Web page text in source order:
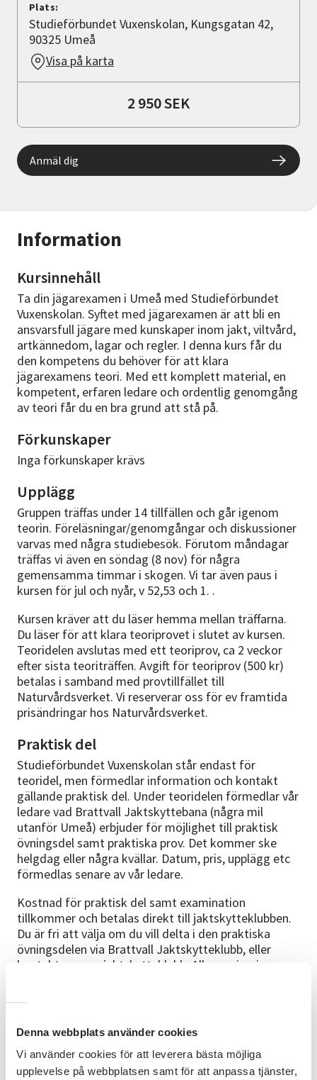
Denna webbplats använder cookies
Vi använder cookies för att leverera bästa möjliga
upplevelse på webbplatsen samt för att anpassa tjänster,
Information
Kursinnehåll
Ta din jägarexamen i Umeå med Studieförbundet
Vuxenskolan. Syftet med jägarexamen är att bli en
ansvarsfull jägare med kunskaper inom jakt, viltvård,
artkännedom, lagar och regler. I denna kurs får du
den kompetens du behöver för att klara
jägarexamens teori. Med ett komplett material, en
kompetent, erfaren ledare och ordentlig genomgång
av teori får du en bra grund att stå på.
Förkunskaper
Inga förkunskaper krävs
Upplägg
Gruppen träffas under 14 tillfällen och går igenom
teorin. Föreläsningar/genomgångar och diskussioner
varvas med några studiebesök. Förutom måndagar
träffas vi även en söndag (8 nov) för några
gemensamma timmar i skogen. Vi tar även paus i
kursen för jul och nyår, v 52,53 och 1. .
Kursen kräver att du läser hemma mellan träffarna.
Du läser för att klara teoriprovet i slutet av kursen.
Teoridelen avslutas med ett teoriprov, ca 2 veckor
efter sista teoriträffen. Avgift för teoriprov (500 kr)
betalas i samband med provtillfället till
Naturvårdsverket. Vi reserverar oss för ev framtida
prisändringar hos Naturvårdsverket.
Praktisk del
Studieförbundet Vuxenskolan står endast för
teoridel, men förmedlar information och kontakt
gällande praktisk del. Under teoridelen förmedlar vår
ledare vad Brattvall Jaktskyttebana (några mil
utanför Umeå) erbjuder för möjlighet till praktisk
övningsdel samt praktiska prov. Det kommer ske
helgdag eller några kvällar. Datum, pris, upplägg etc
förmedlas senare av vår ledare.
Kostnad för praktisk del samt examination
tillkommer och betalas direkt till jaktskytteklubben.
Du är fri att välja om du vill delta i den praktiska
övningsdelen via Brattvall Jaktskytteklubb, eller
kontakta annan jaktskytteklubb. All examinering
Vi utgår ifrån materialet "Jägarpaket" från Svenska
jägarförbundet. Kostnad för material tillkommer,
995 kr. Om du redan har materialet, ange vid anmälan
Plats:
Studieförbundet Vuxenskolan, Kungsgatan 42,
90325 Umeå
Visa på karta
2 950 SEK
Anmäl dig